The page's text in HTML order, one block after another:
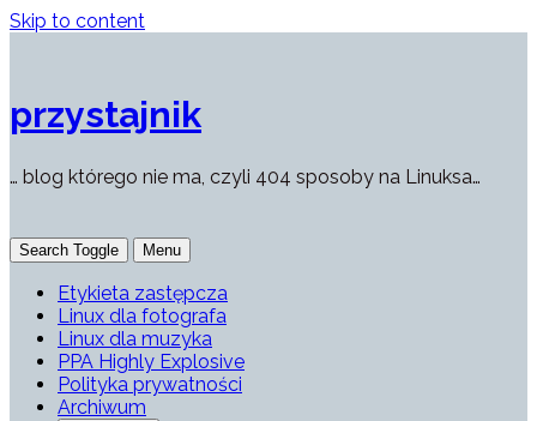
Skip to content
przystajnik
… blog którego nie ma, czyli 404 sposoby na Linuksa…
Search Toggle Menu
Etykieta zastępcza
Linux dla fotografa
Linux dla muzyka
PPA Highly Explosive
Polityka prywatności
Archiwum